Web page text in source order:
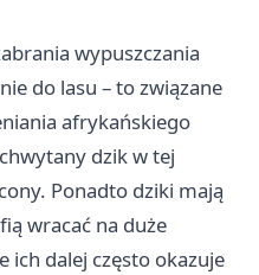
wypuszczania
do lasu – to związane
afrykańskiego
dzik w tej
Ponadto dziki mają
wracać na duże
ich dalej często okazuje